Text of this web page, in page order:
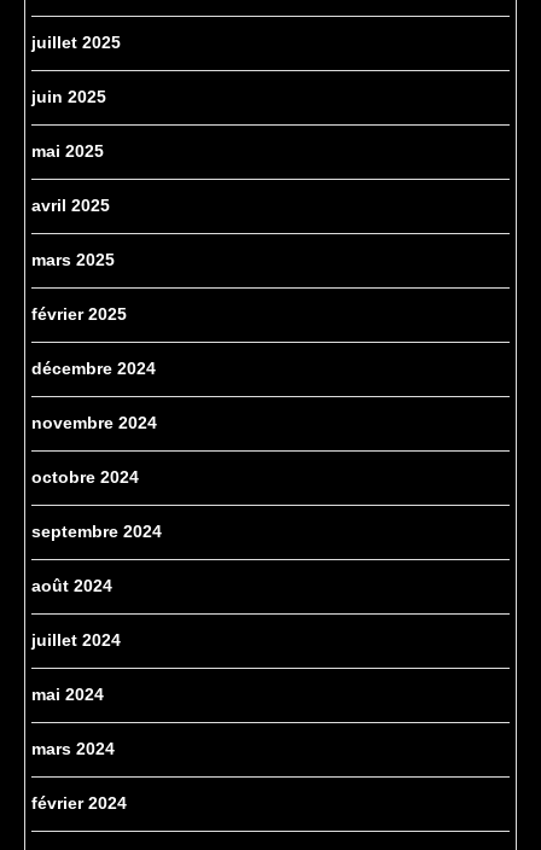
juillet 2025
juin 2025
mai 2025
avril 2025
mars 2025
février 2025
décembre 2024
novembre 2024
octobre 2024
septembre 2024
août 2024
juillet 2024
mai 2024
mars 2024
février 2024